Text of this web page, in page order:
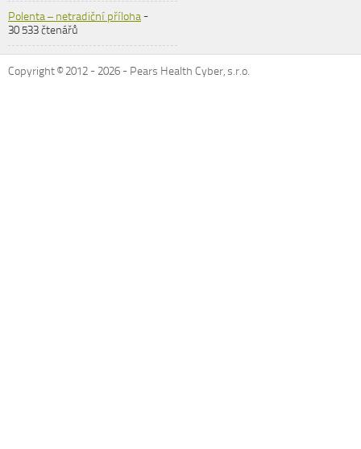
Polenta – netradiční příloha-
30 533 čtenářů
Copyright © 2012 -2026 - Pears Health Cyber, s.r.o.